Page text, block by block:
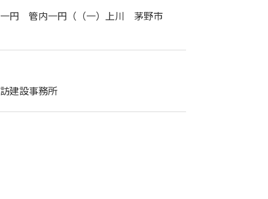
一円 管内一円（（一）上川 茅野市
建設事務所